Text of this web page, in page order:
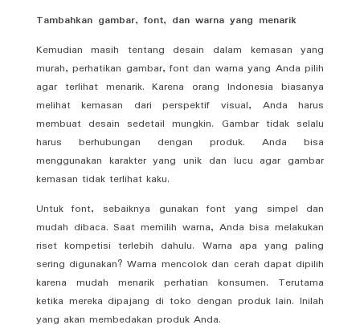
Tambahkan gambar, font, dan warna yang menarik
Kemudian masih tentang desain dalam kemasan yang
murah, perhatikan gambar, font dan warna yang Anda pilih
agar terlihat menarik. Karena orang Indonesia biasanya
melihat kemasan dari perspektif visual, Anda harus
membuat desain sedetail mungkin. Gambar tidak selalu
harus berhubungan dengan produk. Anda bisa
menggunakan karakter yang unik dan lucu agar gambar
kemasan tidak terlihat kaku.
Untuk font, sebaiknya gunakan font yang simpel dan
mudah dibaca. Saat memilih warna, Anda bisa melakukan
riset kompetisi terlebih dahulu. Warna apa yang paling
sering digunakan? Warna mencolok dan cerah dapat dipilih
karena mudah menarik perhatian konsumen. Terutama
ketika mereka dipajang di toko dengan produk lain. Inilah
yang akan membedakan produk Anda.